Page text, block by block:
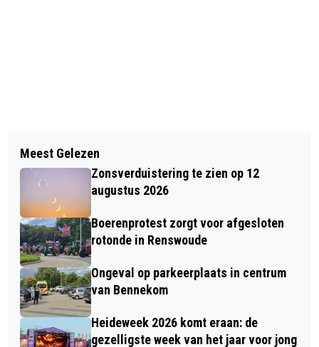
VROUW NAAR ZIEKENHUIS NA
INCIDENT IN BINNENSPEELTUIN
MONKEY TOWN IN EDE
TWEE VROUWEN OP FATBIKES
AANGEHOUDEN NA INCIDENT MET
WINKELWAGEN BIJ BELLESTEIN IN
EDE
Meest Gelezen
Zonsverduistering te zien op 12
augustus 2026
Boerenprotest zorgt voor afgesloten
rotonde in Renswoude
Ongeval op parkeerplaats in centrum
van Bennekom
Heideweek 2026 komt eraan: de
gezelligste week van het jaar voor jong